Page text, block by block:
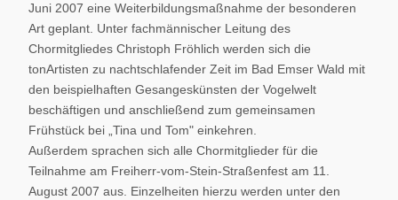
Juni 2007 eine Weiterbildungsmaßnahme der besonderen
Art geplant. Unter fachmännischer Leitung des
Chormitgliedes Christoph Fröhlich werden sich die
tonArtisten zu nachtschlafender Zeit im Bad Emser Wald mit
den beispielhaften Gesangeskünsten der Vogelwelt
beschäftigen und anschließend zum gemeinsamen
Frühstück bei „Tina und Tom" einkehren.
Außerdem sprachen sich alle Chormitglieder für die
Teilnahme am Freiherr-vom-Stein-Straßenfest am 11.
August 2007 aus. Einzelheiten hierzu werden unter den